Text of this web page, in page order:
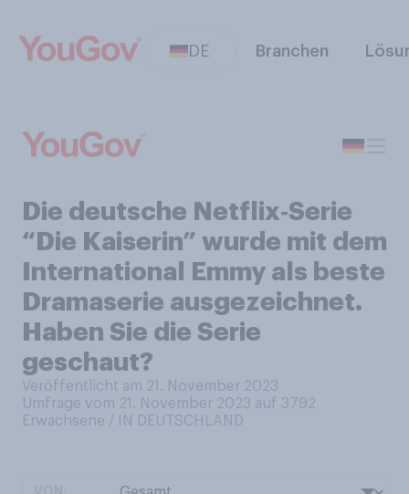
DE Branchen
Die deutsche Netflix‑Serie
“Die Kaiserin” wurde mit dem
International Emmy als beste
Dramaserie ausgezeichnet.
Haben Sie die Serie
geschaut?
Veröffentlicht am 21. November 2023
Umfrage vom 21. November 2023 auf 3792
Erwachsene / IN DEUTSCHLAND